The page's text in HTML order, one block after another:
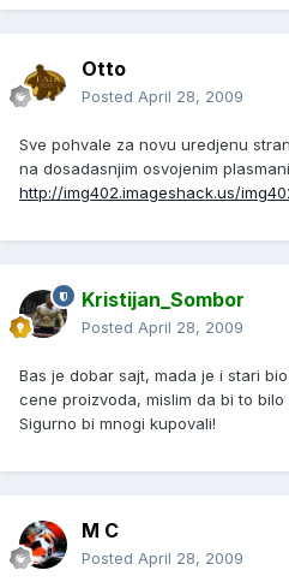
Otto
Posted April 28, 2009
Sve pohvale za novu uredjenu
na dosadasnjim osvojenim
http://img402.imageshack.us/
Kristijan_Sombor
Posted April 28, 2009
Bas je dobar sajt, mada je i stari
cene proizvoda, mislim da bi to
Sigurno bi mnogi kupovali!
M C
Posted April 28, 2009